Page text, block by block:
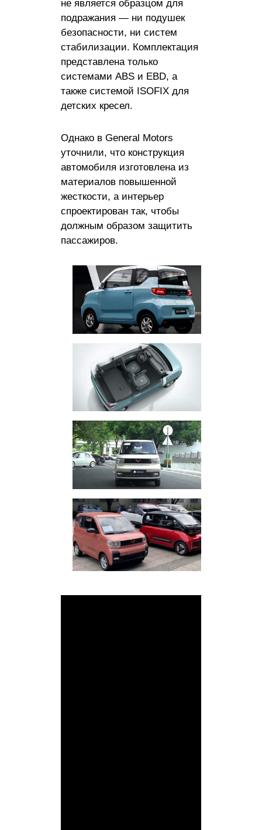
не является образцом для
подражания — ни подушек
безопасности, ни систем
стабилизации. Комплектация
представлена ​​только
системами ABS и EBD, а
также системой ISOFIX для
детских кресел.
Однако в General Motors
уточнили, что конструкция
автомобиля изготовлена ​​из
материалов повышенной
жесткости, а интерьер
спроектирован так, чтобы
должным образом защитить
пассажиров.